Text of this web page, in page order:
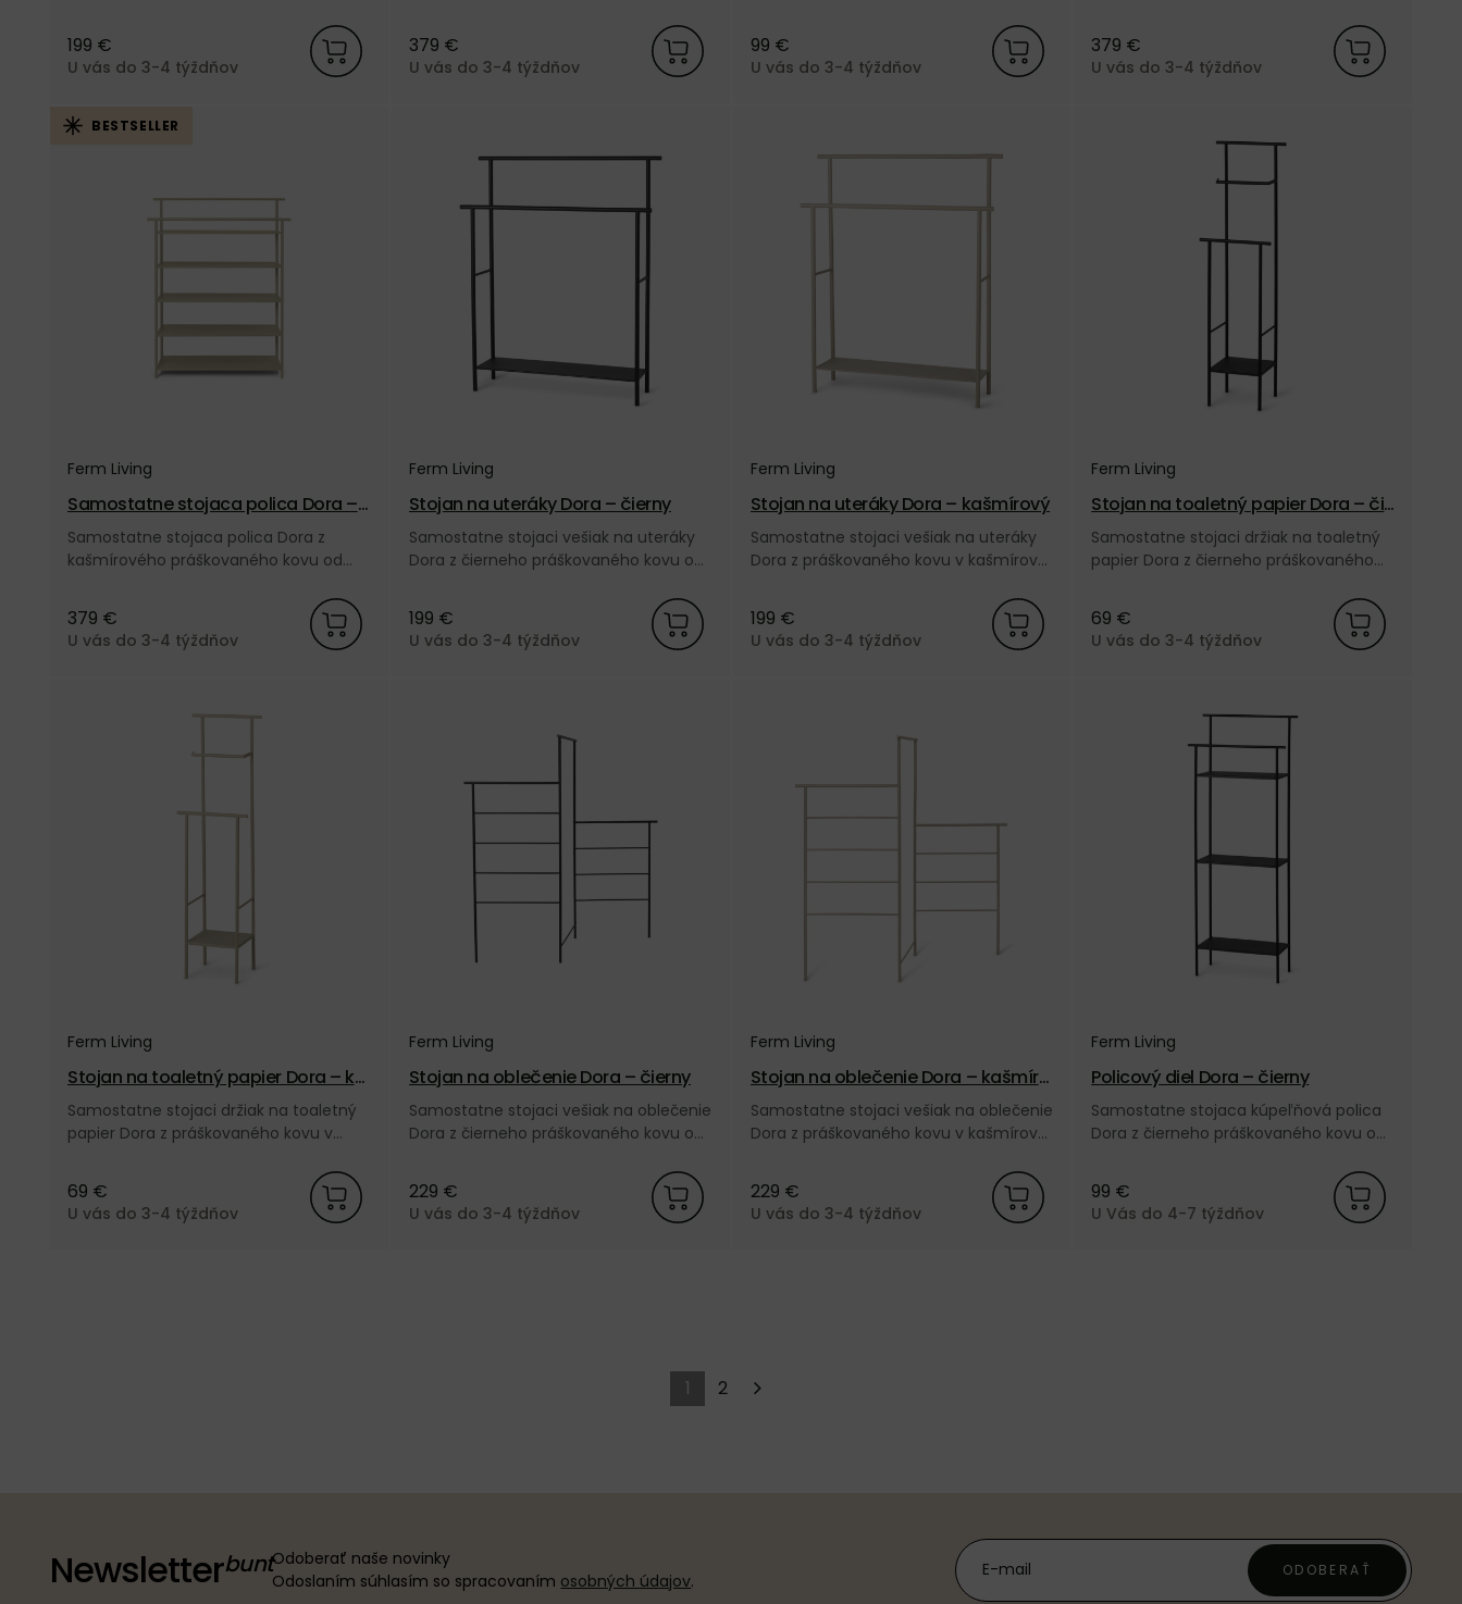
199 €
U vás do 3-4 týždňov
379 €
U vás do 3-4 týždňov
99 €
U vás do 3-4 týždňov
379 €
U vás do 3-4 týždňov
BESTSELLER
Ferm Living
Samostatne stojaca polica Dora – k
ašmírová
Samostatne stojaca polica Dora z
kašmírového práškovaného kovu od
379 €
U vás do 3-4 týždňov
Ferm Living
Stojan na uteráky Dora – čierny
Samostatne stojaci vešiak na uteráky
Dora z čierneho práškovaného kovu od
199 €
U vás do 3-4 týždňov
Ferm Living
Stojan na uteráky Dora – kašmírový
Samostatne stojaci vešiak na uteráky
Dora z práškovaného kovu v kašmírovej
199 €
U vás do 3-4 týždňov
Ferm Living
Stojan na toaletný papier Dora – čie
rny
Samostatne stojaci držiak na toaletný
papier Dora z čierneho práškovaného
69 €
U vás do 3-4 týždňov
Ferm Living
Stojan na toaletný papier Dora – ka
šmírový
Samostatne stojaci držiak na toaletný
papier Dora z práškovaného kovu v
69 €
U vás do 3-4 týždňov
Ferm Living
Stojan na oblečenie Dora – čierny
Samostatne stojaci vešiak na oblečenie
Dora z čierneho práškovaného kovu od
229 €
U vás do 3-4 týždňov
Ferm Living
Stojan na oblečenie Dora – kašmíro
vý
Samostatne stojaci vešiak na oblečenie
Dora z práškovaného kovu v kašmírovej
229 €
U vás do 3-4 týždňov
Ferm Living
Policový diel Dora – čierny
Samostatne stojaca kúpeľňová polica
Dora z čierneho práškovaného kovu od
99 €
U Vás do 4-7 týždňov
1 2
Newsletter
Odoberať naše novinky
Odoslaním súhlasím so spracovaním osobných údajov.
ODOBERAŤ